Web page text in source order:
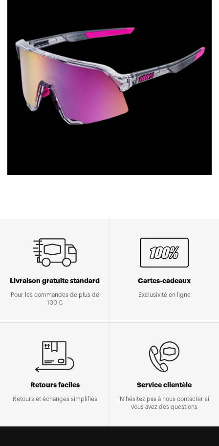
Livraison gratuite standard
Pour les commandes de plus de
100 €
Cartes-cadeaux
Exclusivité en ligne
Retours faciles
Retours et échanges simplifiés
Service clientèle
N'hésitez pas à nous contacter si
vous avez des questions